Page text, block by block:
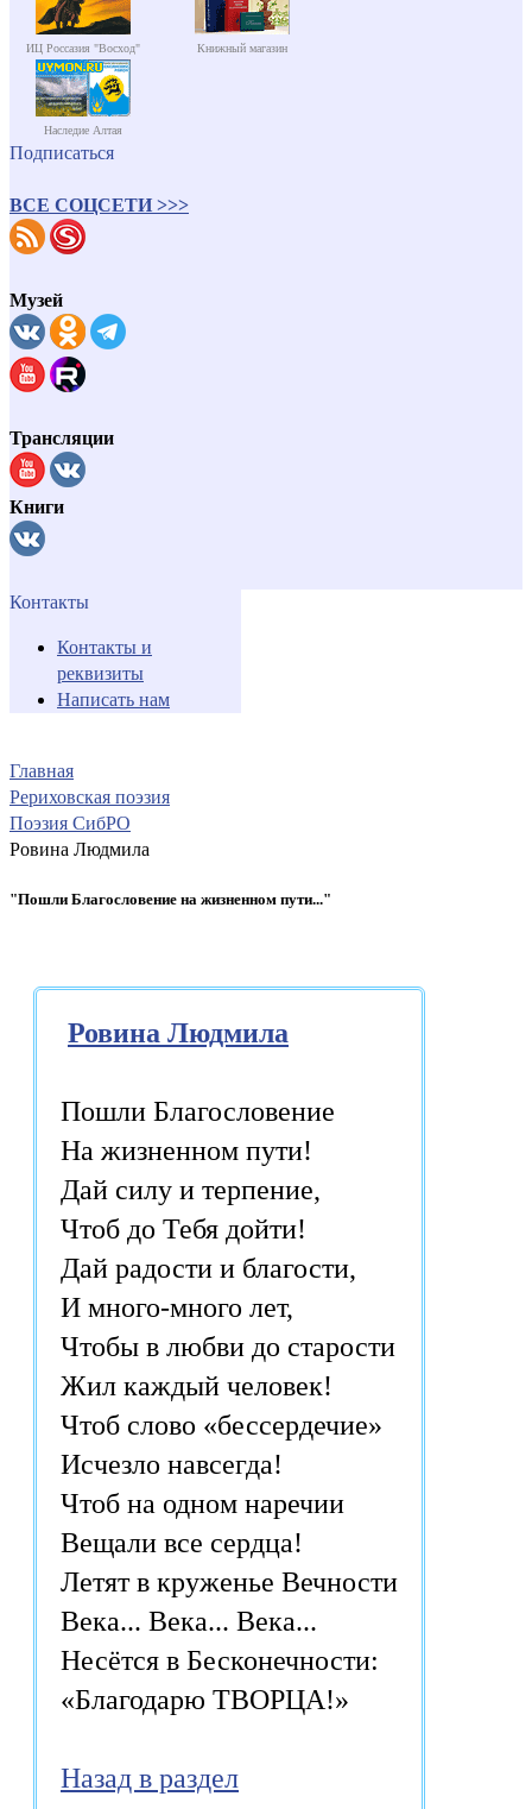
ИЦ Россазия "Восход" Книжный магазин
Наследие Алтая
Подписаться
ВСЕ СОЦСЕТИ >>>
Музей
Трансляции
Книги
Контакты
Контакты и
реквизиты
Написать нам
Главная
Рериховская поэзия
Поэзия СибРО
Ровина Людмила
"Пошли Благословение на жизненном пути..."
Ровина Людмила
Пошли Благословение
На жизненном пути!
Дай силу и терпение,
Чтоб до Тебя дойти!
Дай радости и благости,
И много-много лет,
Чтобы в любви до старости
Жил каждый человек!
Чтоб слово «бессердечие»
Исчезло навсегда!
Чтоб на одном наречии
Вещали все сердца!
Летят в круженье Вечности
Века... Века... Века...
Несётся в Бесконечности:
«Благодарю ТВОРЦА!»
Назад в раздел